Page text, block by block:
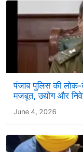
पंजाब पुलिस की लोक-
मजबूत, उद्योग और
June 4, 2026